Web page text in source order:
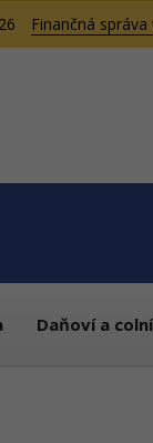
Finančná
Daňoví a